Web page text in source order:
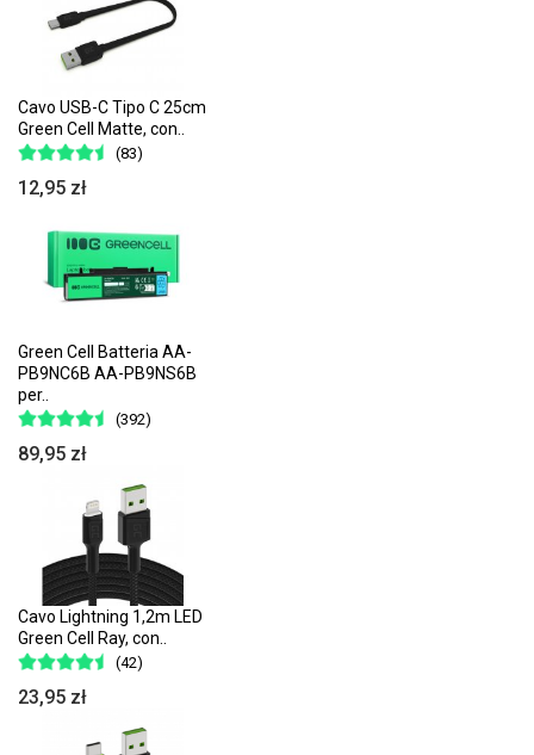
Cavo USB-C Tipo C 25cm
Green Cell Matte, con..
(83)
12,95 zł
Green Cell Batteria AA-
PB9NC6B AA-PB9NS6B
per..
(392)
89,95 zł
Cavo Lightning 1,2m LED
Green Cell Ray, con..
(42)
23,95 zł